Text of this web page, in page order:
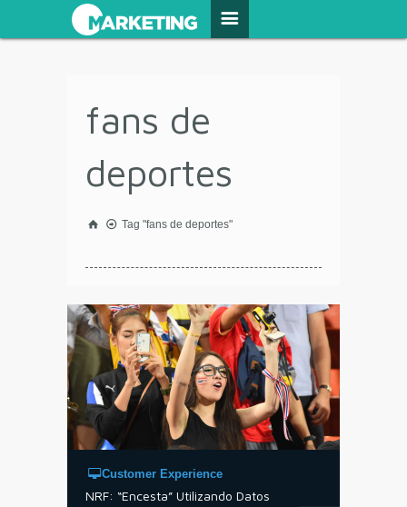
fans de
deportes
Tag "fans de deportes"
Customer Experience
NRF: “Encesta” Utilizando Datos